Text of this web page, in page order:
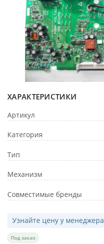
ХАРАКТЕРИСТИКИ
Артикул
Категория
Тип
Механизм
Совместимые бренды
Узнайте цену у менеджера
Под заказ